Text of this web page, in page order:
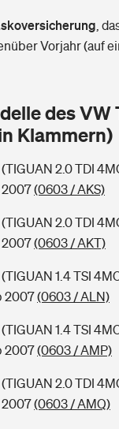
Jetzt Versicherer
Mehr Sicherheit für
Ihr Auto eingestuft
Jetzt Versicherer
viel Geld bekomme
Vorjahr (auf
des VW
Klammern)
2.0 TDI
2007(0603 / AKS)
2.0 TDI
2007(0603 / AKT)
1.4 TSI
2007(0603 / ALN)
1.4 TSI
2007(0603 / AMP)
2.0 TDI
2007(0603 / AMQ)